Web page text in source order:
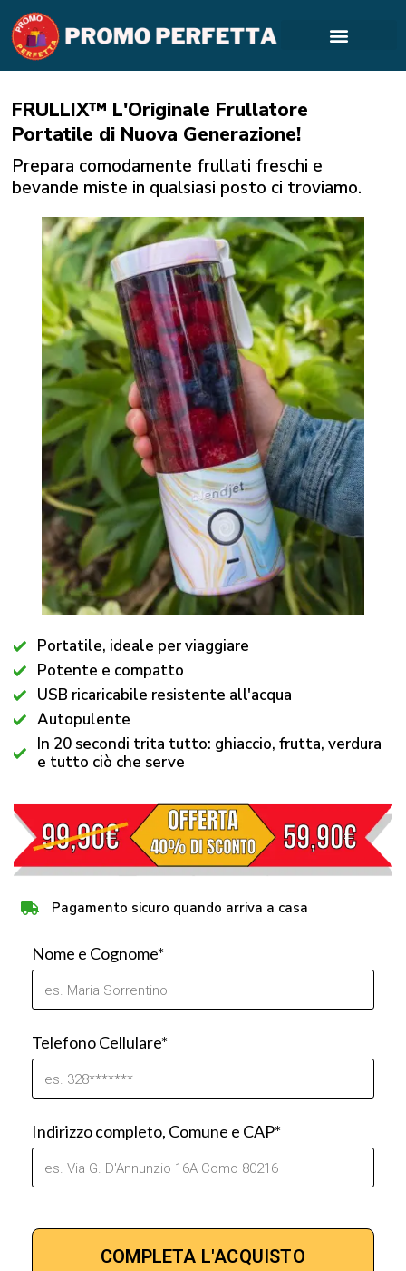
FRULLIX™ L'Originale Frullatore
Portatile di Nuova Generazione!
Prepara comodamente frullati freschi e
bevande miste in qualsiasi posto ci troviamo.
Portatile, ideale per viaggiare
Potente e compatto
USB ricaricabile resistente all'acqua
Autopulente
In 20 secondi trita tutto: ghiaccio, frutta, verdura
e tutto ciò che serve
Pagamento sicuro quando arriva a casa
Nome e Cognome*
Telefono Cellulare*
Indirizzo completo, Comune e CAP*